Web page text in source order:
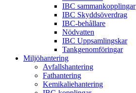
IBC sammankopplingar
IBC Skyddsöverdrag
IBC-behållare
Nödvatten
IBC Uppsamlingskar
Tankgenomföringar
Miljöhantering
Avfallshantering
Fathantering
Kemikaliehantering